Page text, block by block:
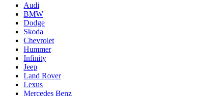
Audi
BMW
Dodge
Skoda
Chevrolet
Hummer
Infinity
Jeep
Land Rover
Lexus
Mercedes Benz